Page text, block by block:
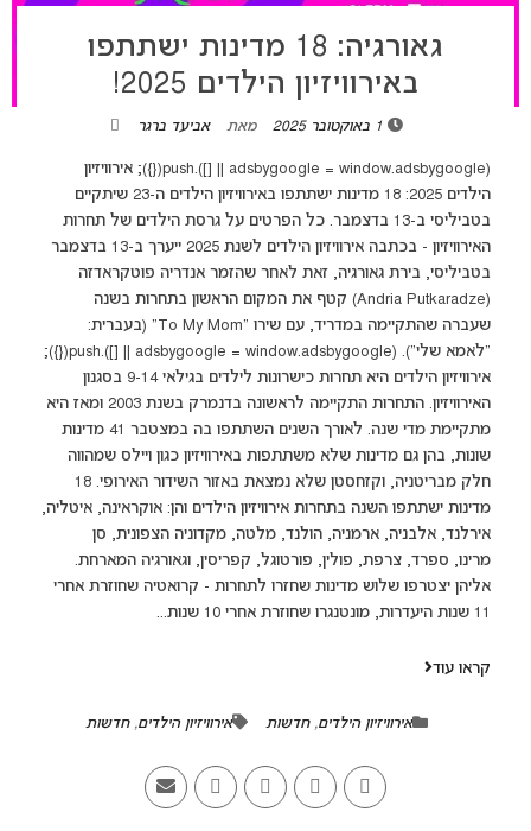
גאורגיה: 18 מדינות ישתתפו
באירוויזיון הילדים 2025!
מאת אביעד ברגר
(adsbygoogle = window.adsbygoogle || []).push({}); אירוויזיון
הילדים 2025: 18 מדינות ישתתפו באירוויזיון הילדים ה-23 שיתקיים
בטביליסי ב-13 בדצמבר. כל הפרטים על גרסת הילדים של תחרות
האירוויזיון - בכתבה אירוויזיון הילדים לשנת 2025 ייערך ב-13 בדצמבר
בטביליסי, בירת גאורגיה, זאת לאחר שהזמר אנדריה פוטקראדזה
(Andria Putkaradze) קטף את המקום הראשון בתחרות בשנה
שעברה שהתקיימה במדריד, עם שירו "To My Mom" (בעברית:
"לאמא שלי"). (adsbygoogle = window.adsbygoogle || []).push({});
אירוויזיון הילדים היא תחרות כישרונות לילדים בגילאי 9-14 בסגנון
האירוויזיון. התחרות התקיימה לראשונה בדנמרק בשנת 2003 ומאז היא
מתקיימת מדי שנה. לאורך השנים השתתפו בה במצטבר 41 מדינות
שונות, בהן גם מדינות שלא משתתפות באירוויזיון כגון ויילס שמהווה
חלק מבריטניה, וקזחסטן שלא נמצאת באזור השידור האירופי. 18
מדינות ישתתפו השנה בתחרות אירוויזיון הילדים והן: אוקראינה, איטליה,
אירלנד, אלבניה, ארמניה, הולנד, מלטה, מקדוניה הצפונית, סן
מרינו, ספרד, צרפת, פולין, פורטוגל, קפריסין, וגאורגיה המארחת.
אליהן יצטרפו שלוש מדינות שחזרו לתחרות - קרואטיה שחוזרת אחרי
11 שנות היעדרות, מונטנגרו שחוזרת אחרי 10 שנות...
קראו עוד
אירוויזיון הילדים,חדשות אירוויזיון הילדים,חדשות